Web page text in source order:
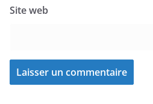
Site web